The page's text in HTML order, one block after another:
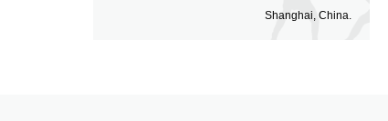
Shanghai, China.